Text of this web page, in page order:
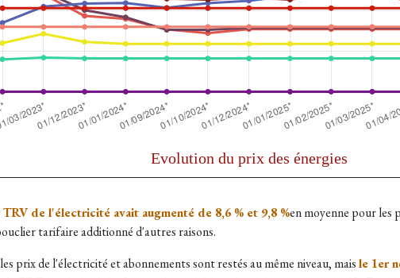
de l'électricité avait augmenté de 8,6 % et 9,8 %en moyenne pour les
tarifaire additionné d'autres raisons.
prix de l'électricité et abonnements sont restés au même niveau, maisle 1er